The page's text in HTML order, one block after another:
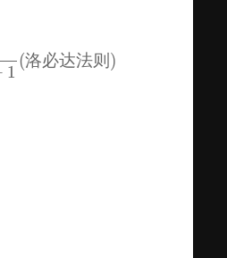
+ 1} (\text{洛必达法
1
(洛必达法则 )